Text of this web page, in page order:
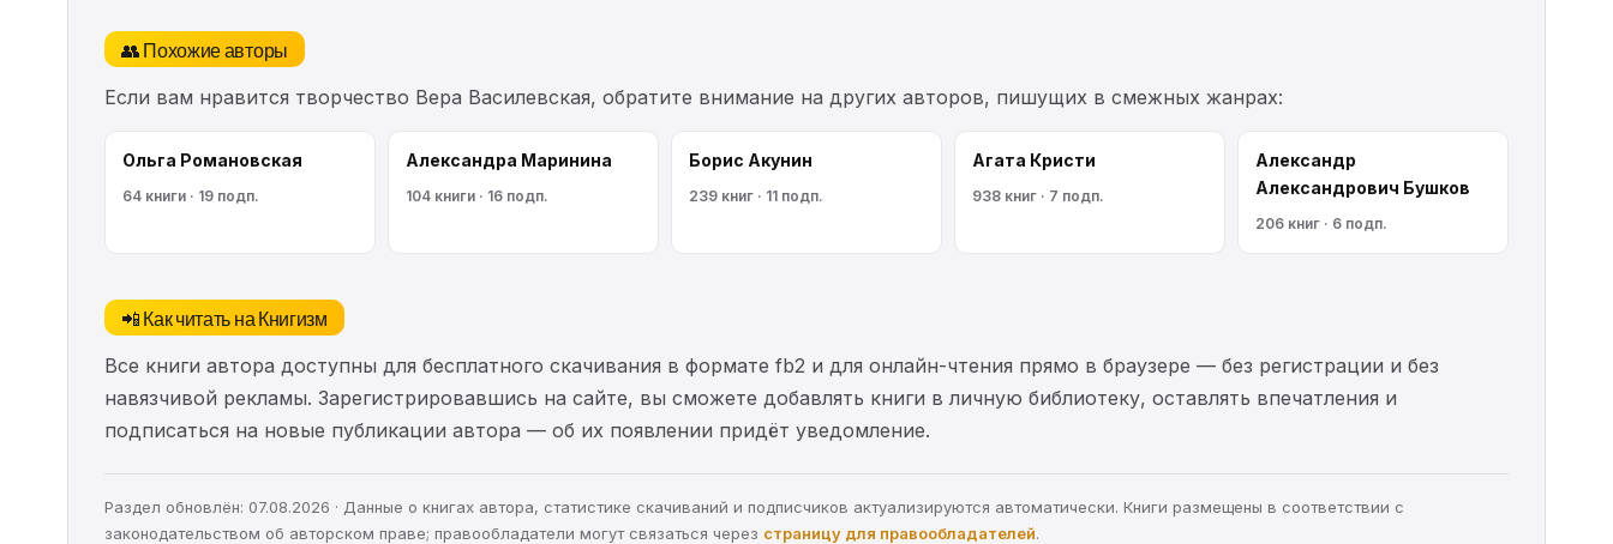
👥 Похожие авторы
Если вам нравится творчество Вера Василевская, обратите внимание на других авторов, пишущих в смежных жанрах:
Ольга Романовская
64 книги · 19 подп.
Александра Маринина
104 книги · 16 подп.
Борис Акунин
239 книг · 11 подп.
Агата Кристи
938 книг · 7 подп.
Александр
Александрович Бушков
206 книг · 6 подп.
📲 Как читать на Книгизм
Все книги автора доступны для бесплатного скачивания в формате fb2 и для онлайн-чтения прямо в браузере — без регистрации и без
навязчивой рекламы. Зарегистрировавшись на сайте, вы сможете добавлять книги в личную библиотеку, оставлять впечатления и
подписаться на новые публикации автора — об их появлении придёт уведомление.
Раздел обновлён: 07.08.2026 · Данные о книгах автора, статистике скачиваний и подписчиков актуализируются автоматически. Книги размещены в соответствии с
законодательством об авторском праве; правообладатели могут связаться через страницу для правообладателей.